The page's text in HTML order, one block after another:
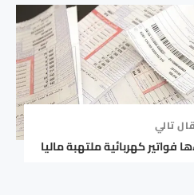
تالي
فواتير كهربائية ملتهبة ماليا